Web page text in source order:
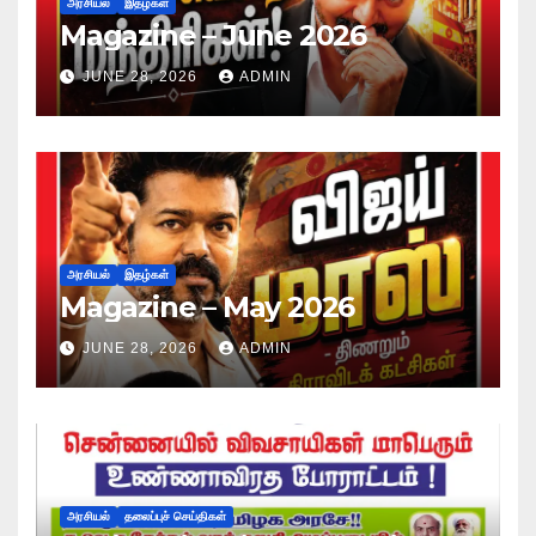
அரசியல் இதழ்கள்
Magazine – June 2026
JUNE 28, 2026 ADMIN
அரசியல் இதழ்கள்
Magazine – May 2026
JUNE 28, 2026 ADMIN
அரசியல் தலைப்புச் செய்திகள்